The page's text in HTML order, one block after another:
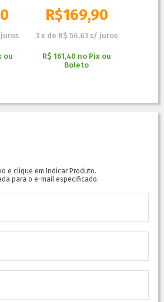
ou
R$169,90
3 x de R$ 56,63 s/ juros
R$ 161,40 no Pix ou
Boleto
e clique em Indicar Produto.
para o e-mail especificado.